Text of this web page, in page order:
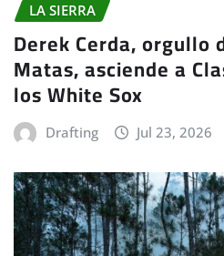
LA SIERRA
Derek Cerda, orgullo
Matas, asciende a
los White Sox
Drafting Jul 23, 2026